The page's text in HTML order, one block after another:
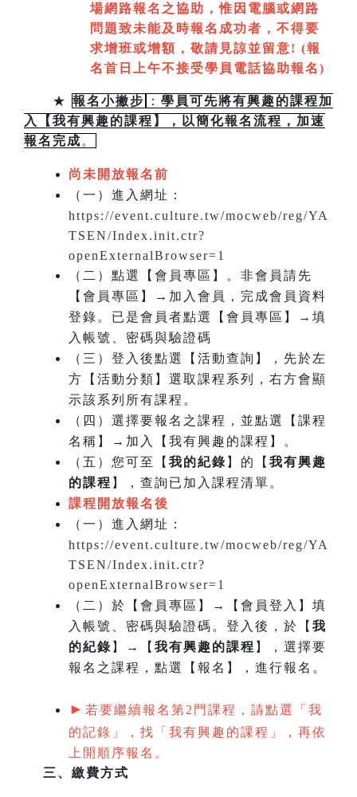
場網路報名之協助，惟因電腦或網路
問題致未能及時報名成功者，不得要
求增班或增額，敬請見諒並留意! (報
名首日上午不接受學員電話協助報名)
★ 報名小撇步 ： 學員可先將有興趣的課程加
入【我有興趣的課程】，以簡化報名流程，加速
報名完成 。
尚未開放報名前
（一）進入網址：
https://event.culture.tw/mocweb/reg/YA
TSEN/Index.init.ctr?
openExternalBrowser=1
（二）點選【會員專區】。非會員請先
【會員專區】→加入會員，完成會員資料
登錄。已是會員者點選【會員專區】→填
入帳號、密碼與驗證碼
（三）登入後點選【活動查詢】，先於左
方【活動分類】選取課程系列，右方會顯
示該系列所有課程。
（四）選擇要報名之課程，並點選【課程
名稱】→加入【我有興趣的課程】。
（五）您可至【 我的紀錄 】的【 我有興趣
的課程 】，查詢已加入課程清單。
課程開放報名後
（一） 進入網址：
https://event.culture.tw/mocweb/reg/YA
TSEN/Index.init.ctr?
openExternalBrowser=1
（二）於【會員專區】→【會員登入】填
入帳號、密碼與驗證碼。登入後，於【 我
的紀錄 】→【 我有興趣的課程 】，選擇要
報名之課程，點選【報名】，進行報名。
► 若要繼續報名第2門課程，請點選「我
的記錄」，找「我有興趣的課程」，再依
上開順序報名。
三、繳費方式